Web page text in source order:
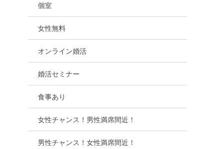
個室
女性無料
オンライン婚活
婚活セミナー
食事あり
女性チャンス！男性満席間近！
男性チャンス！女性満席間近！